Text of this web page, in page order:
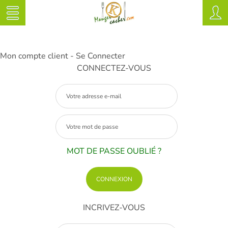
Mon compte client - Se Connecter
CONNECTEZ-VOUS
MOT DE PASSE OUBLIÉ ?
INCRIVEZ-VOUS